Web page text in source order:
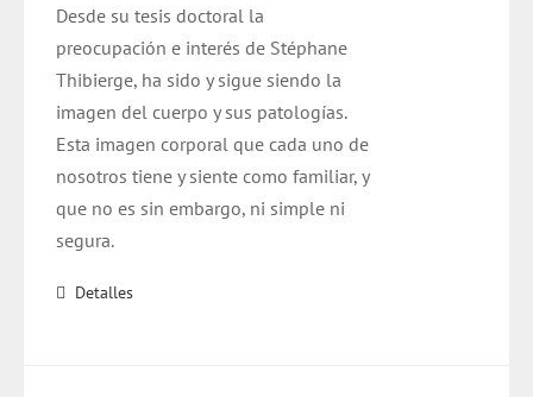
Desde su tesis doctoral la
preocupación e interés de Stéphane
Thibierge, ha sido y sigue siendo la
imagen del cuerpo y sus patologías.
Esta imagen corporal que cada uno de
nosotros tiene y siente como familiar, y
que no es sin embargo, ni simple ni
segura.
Detalles